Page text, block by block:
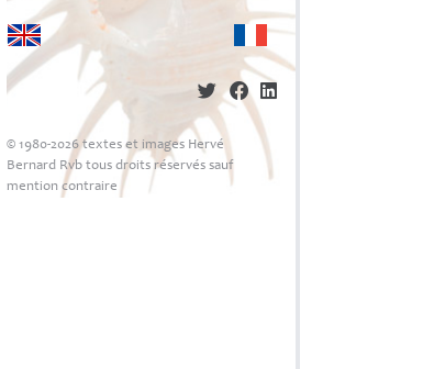
© 1980-2026 textes et images Hervé
Bernard Rvb tous droits réservés sauf
mention contraire